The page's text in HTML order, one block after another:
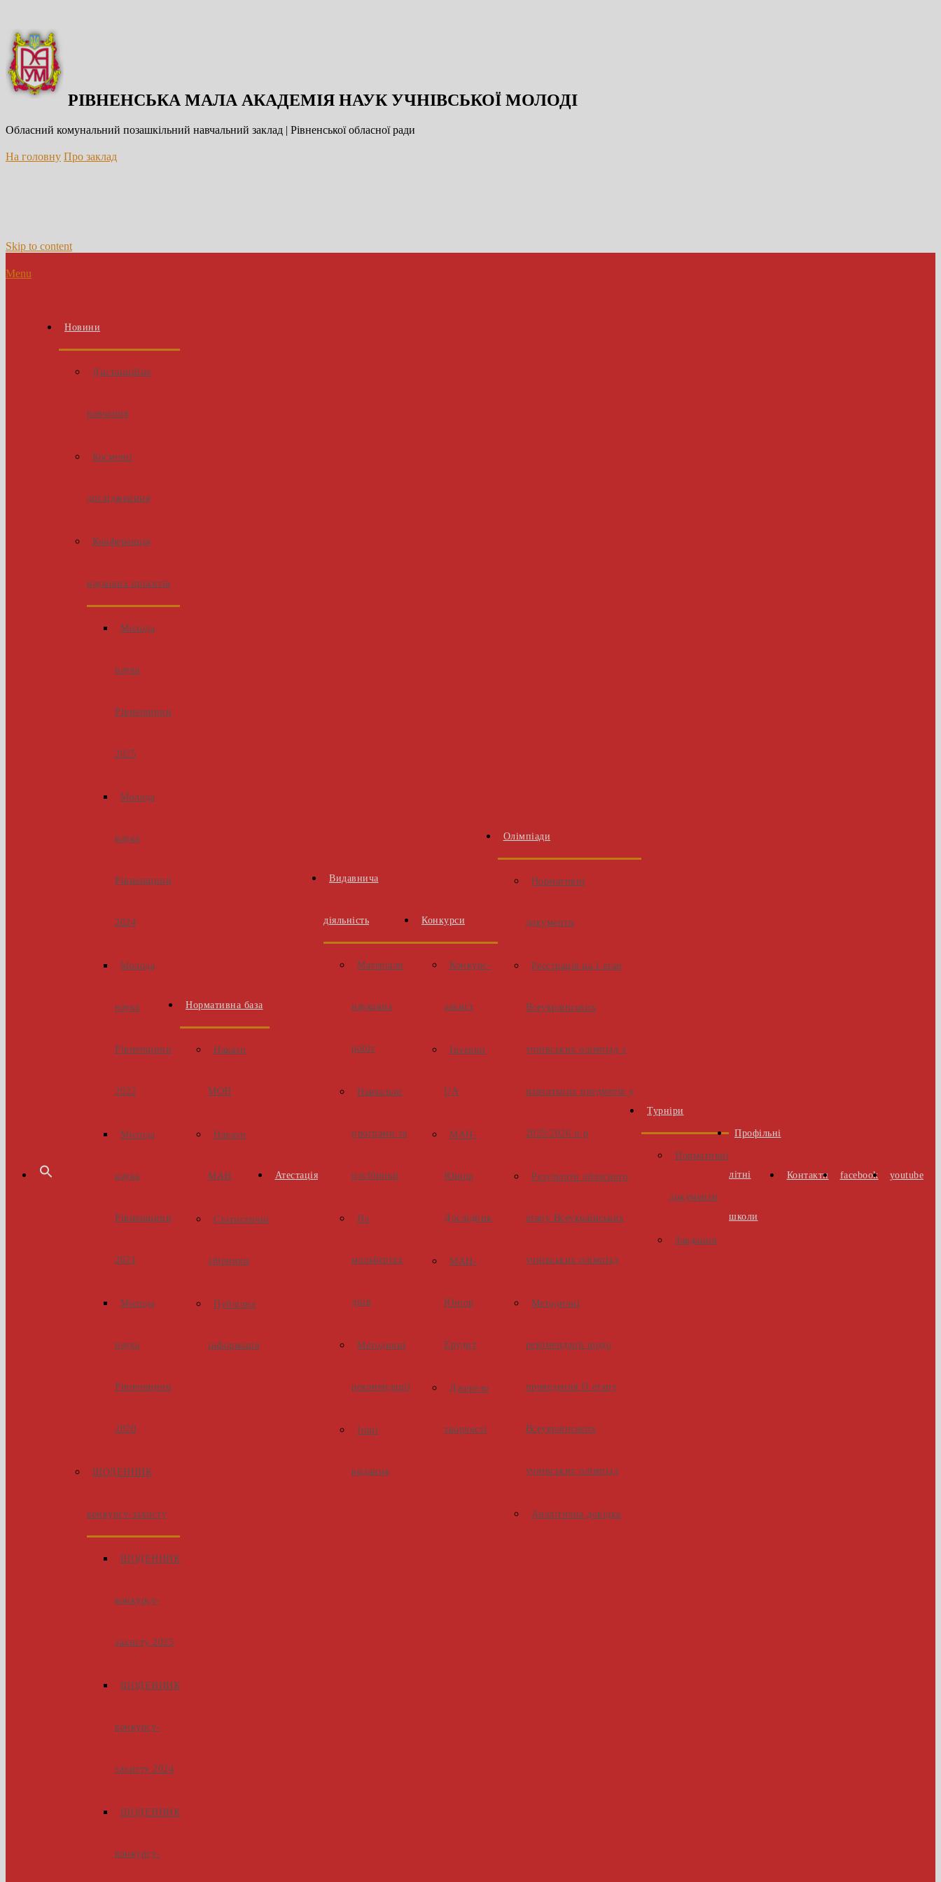
РІВНЕНСЬКА МАЛА АКАДЕМІЯ НАУК УЧНІВСЬКОЇ МОЛОДІ
Обласний комунальний позашкільний навчальний заклад | Рівненської обласної ради
На головну Про заклад
Skip to content
Menu
Новини
Дистанційне
навчання
Космічні
дослідженння
Конференція
наукових проєктів
Молода
наука
Рівненщини
2025
Молода
наука
Рівненщини
2024
Молода
наука
Рівненщини
2022
Молода
наука
Рівненщини
2021
Молода
наука
Рівненщини
2020
ЩОДЕННИК
конкурсу-захисту
ЩОДЕННИК
конкурсу-
захисту 2025
ЩОДЕННИК
конкурсу-
захисту 2024
ЩОДЕННИК
конкурсу-
Нормативна база
Накази
МОН
Накази
МАН
Статистичні
збірники
Публічна
інформація
Атестація
Видавнича
діяльність
Матеріали
наукових
робіт
Навчальні
програми та
посібники
На
мольбертах
днів
Методичні
рекомендації
Інші
видання
Конкурси
Конкурс-
захист
Inventor
UA
МАН-
Юніор
Дослідник
МАН-
Юніор
Ерудит
Джерело
творчості
Олімпіади
Нормативні
документи
Реєстрація на І етап
Всеукраїнських
учнівських олімпіад з
навчальних предметів у
2025/2026 н.р
Результати обласного
етапу Всеукраїнських
учнівських олімпіад
Методичні
рекомендації щодо
проведення ІІ етапу
Всеукраїнських
учнівських олімпіад
Аналітична довідка
Турніри
Нормативні
документи
Завдання
Профільні
літні
школи
Контакти facebook youtube